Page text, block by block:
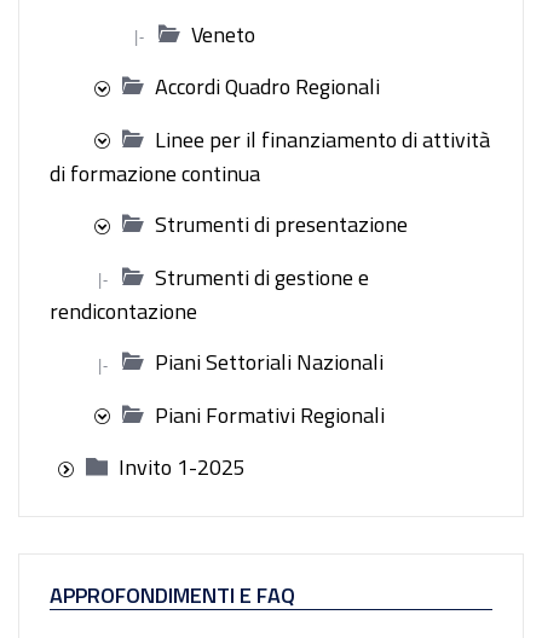
|-
Veneto
Accordi Quadro Regionali
Linee per il finanziamento di attività
di formazione continua
Strumenti di presentazione
|-
Strumenti di gestione e
rendicontazione
|-
Piani Settoriali Nazionali
Piani Formativi Regionali
Invito 1-2025
APPROFONDIMENTI E FAQ